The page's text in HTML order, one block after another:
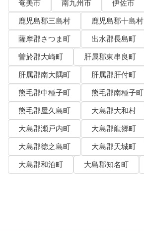
奄美市
南九州市 伊佐市
鹿児島郡三島村
鹿児島郡十島村
薩摩郡さつま町
出水郡長島町
曽於郡大崎町
肝属郡東串良町
肝属郡南大隅町
肝属郡肝付町
熊毛郡中種子町
熊毛郡南種子町
熊毛郡屋久島町
大島郡大和村
大島郡瀬戸内町
大島郡龍郷町
大島郡徳之島町
大島郡天城町
大島郡和泊町
大島郡知名町